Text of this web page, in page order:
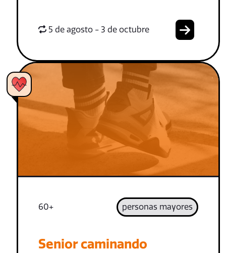
5 de agosto - 3 de octubre
60+ personas mayores
Senior caminando